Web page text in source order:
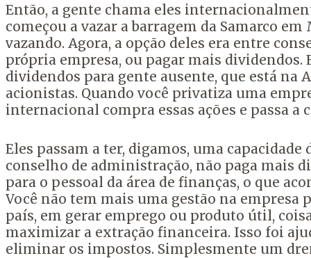
Então, a gente chama eles
começou a vazar a barragem da Samarco
vazando. Agora, a opção deles era entre
própria empresa, ou pagar mais
dividendos para gente ausente, que está na
acionistas. Quando você privatiza uma
internacional compra essas ações e passa a
Eles passam a ter, digamos, uma capacidade
conselho de administração, não paga mais
para o pessoal da área de finanças, o que
Você não tem mais uma gestão na
país, em gerar emprego ou produto útil,
maximizar a extração financeira. Isso foi
eliminar os impostos. Simplesmente um